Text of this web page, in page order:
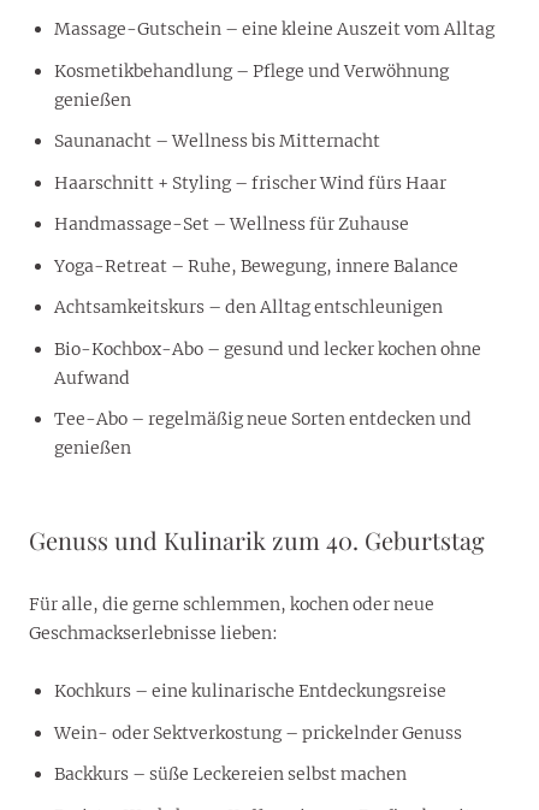
Massage-Gutschein – eine kleine Auszeit vom Alltag
Kosmetikbehandlung – Pflege und Verwöhnung
genießen
Saunanacht – Wellness bis Mitternacht
Haarschnitt + Styling – frischer Wind fürs Haar
Handmassage-Set – Wellness für Zuhause
Yoga-Retreat – Ruhe, Bewegung, innere Balance
Achtsamkeitskurs – den Alltag entschleunigen
Bio-Kochbox-Abo – gesund und lecker kochen ohne
Aufwand
Tee-Abo – regelmäßig neue Sorten entdecken und
genießen
Genuss und Kulinarik zum 40. Geburtstag
Für alle, die gerne schlemmen, kochen oder neue
Geschmackserlebnisse lieben:
Kochkurs – eine kulinarische Entdeckungsreise
Wein- oder Sektverkostung – prickelnder Genuss
Backkurs – süße Leckereien selbst machen